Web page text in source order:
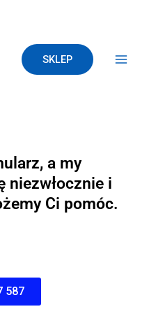
SKLEP
a my
niezwłocznie i
Ci pomóc.
587